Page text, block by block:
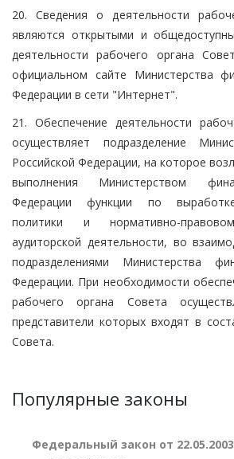
20. Сведения о деятельности
являются открытыми и
деятельности рабочего органа
официальном сайте Министерства
Федерации в сети "Интернет".
21. Обеспечение деятельности
осуществляет подразделение
Российской Федерации, на которое
выполнения Министерством
Федерации функции по выработке
политики и нормативно-
аудиторской деятельности, во
подразделениями Министерства
Федерации. При необходимости
рабочего органа Совета
представители которых входят в
Совета.
Популярные законы
Федеральный закон от